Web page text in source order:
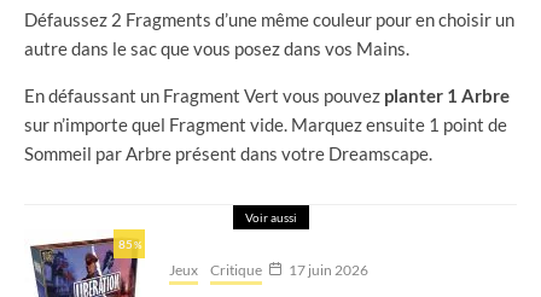
Défaussez 2 Fragments d’une même couleur pour en choisir un
autre dans le sac que vous posez dans vos Mains.
En défaussant un Fragment Vert vous pouvez planter 1 Arbre
sur n’importe quel Fragment vide. Marquez ensuite 1 point de
Sommeil par Arbre présent dans votre Dreamscape.
Voir aussi
85%
Jeux Critique 17 juin 2026